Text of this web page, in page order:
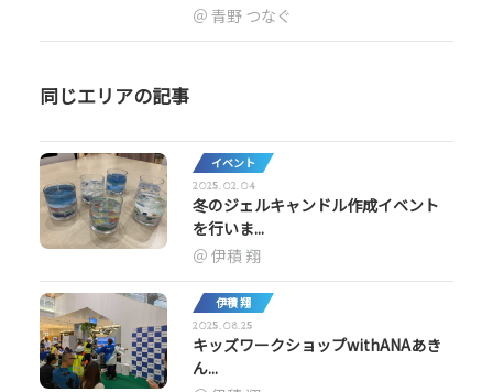
青野 つなぐ
同じエリアの記事
イベント
2025.02.04
冬のジェルキャンドル作成イベント
を行いま...
伊積 翔
伊積 翔
2025.08.25
キッズワークショップwithANAあき
ん...